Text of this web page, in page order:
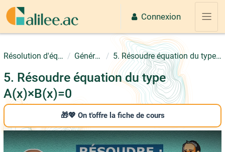
Passer au contenu principal
Connexion
Résolution d'équations Généralités 5. Résoudre équation du type A(x)×B(x)=0
5. Résoudre équation du type
A(x)×B(x)=0
🎁💖 On t'offre la fiche de cours